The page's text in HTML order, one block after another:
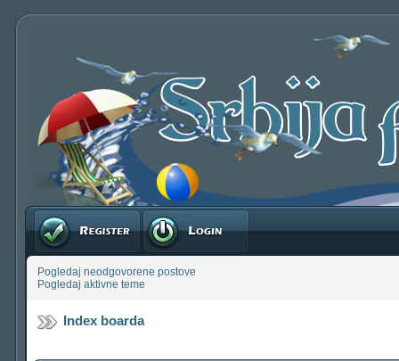
Registruj se Prijavite se
Pogledaj neodgovorene postove
Pogledaj aktivne teme
Index boarda